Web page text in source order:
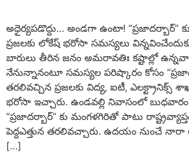
అధైర్యపడొద్దు… అండగా ఉంటా! “ప్రజాదర్బార్”
ప్రజలకు లోకేష్ భరోసా సమస్యలు
బారులు తీరిన జనం అమరావతిః కష్టాల్లో
నేనున్నానంటూ సమస్యల పరిష్కారం కోసం
తరలివచ్చిన ప్రజలకు విద్య, ఐటీ, ఎలక్ట్రానిక్స్
భరోసా ఇచ్చారు. ఉండవల్లి నివాసంలో
“ప్రజాదర్బార్” కు మంగళగిరితో పాటు
పెద్దఎత్తున తరలివచ్చారు. ఉదయం నుంచే నారా
[…]